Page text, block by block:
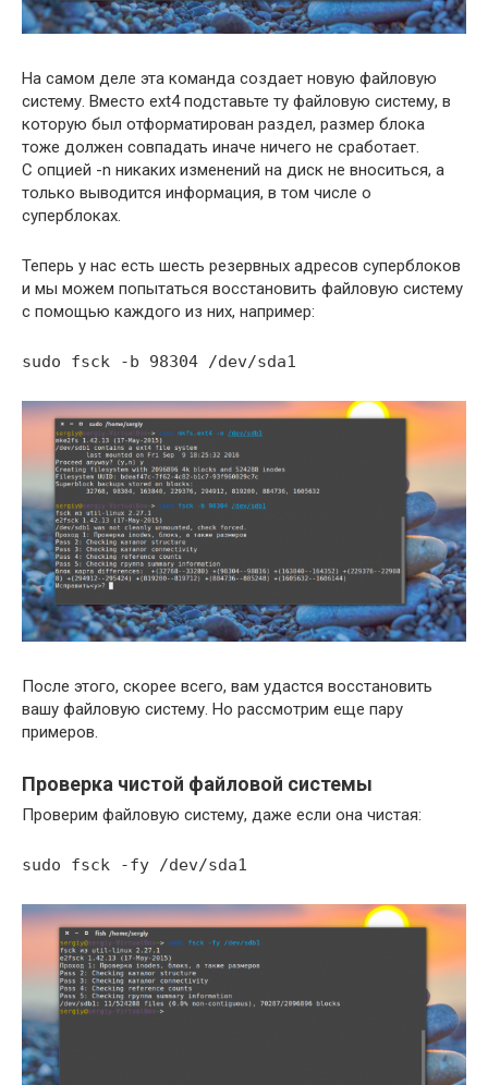
На самом деле эта команда создает новую файловую
систему. Вместо ext4 подставьте ту файловую систему, в
которую был отформатирован раздел, размер блока
тоже должен совпадать иначе ничего не сработает.
С опцией -n никаких изменений на диск не вноситься, а
только выводится информация, в том числе о
суперблоках.
Теперь у нас есть шесть резервных адресов суперблоков
и мы можем попытаться восстановить файловую систему
с помощью каждого из них, например:
sudo fsck -b 98304 /dev/sda1
После этого, скорее всего, вам удастся восстановить
вашу файловую систему. Но рассмотрим еще пару
примеров.
Проверка чистой файловой системы
Проверим файловую систему, даже если она чистая:
sudo fsck -fy /dev/sda1